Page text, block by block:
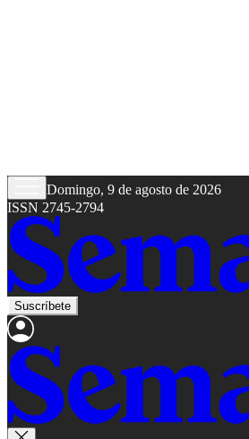
Domingo, 9 de agosto de 2026
ISSN 2745-2794
Suscríbete